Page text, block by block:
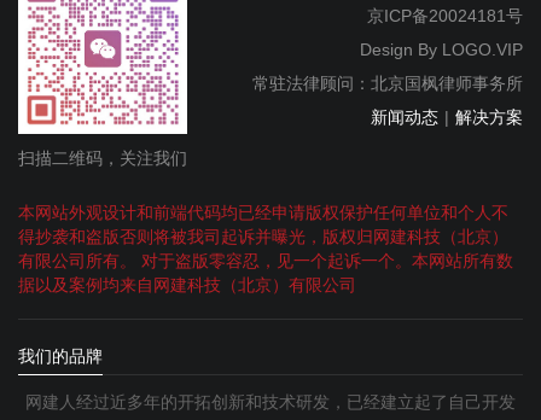
扫描二维码，关注我们
京ICP备20024181号
Design By LOGO.VIP
常驻法律顾问：北京国枫律师事务所
新闻动态 | 解决方案
本网站外观设计和前端代码均已经申请版权保护任何单位和个人不
得抄袭和盗版否则将被我司起诉并曝光，版权归网建科技（北京）
有限公司所有。 对于盗版零容忍，见一个起诉一个。本网站所有数
据以及案例均来自网建科技（北京）有限公司
我们的品牌
网建人经过近多年的开拓创新和技术研发，已经建立起了自己开发